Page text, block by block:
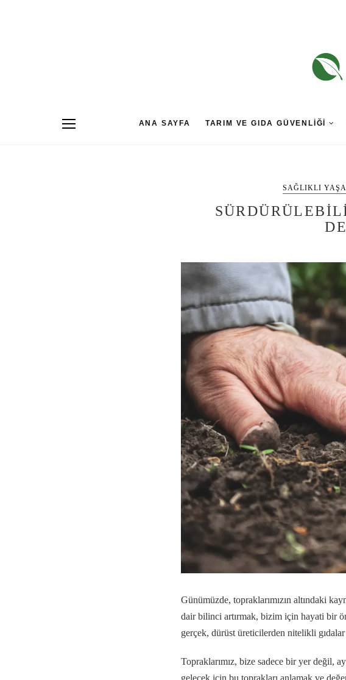
ANA SAYFA TARIM VE GIDA GÜVENLIĞI
SAĞLIKLI
Günümüzde, topraklarımızın altındaki
dair bilinci artırmak, bizim için hayati bir
gerçek, dürüst üreticilerden nitelikli
Topraklarımız, bize sadece bir yer değil,
gelecek için bu toprakları anlamak ve